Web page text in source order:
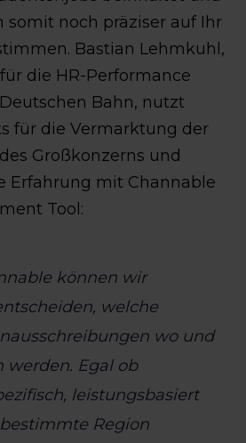
somit noch präziser auf Ihr
Bastian Lehmkuhl,
die HR-Performance
Bahn, nutzt
für die Vermarktung der
Großkonzerns und
Erfahrung mit Channable
Tool:
können wir
welche
wo und
werden. Egal ob
leistungsbasiert
Region